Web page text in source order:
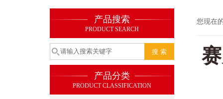
产品搜索
PRODUCT SEARCH
产品分类
PRODUCT CLASSIFICATION
您现在